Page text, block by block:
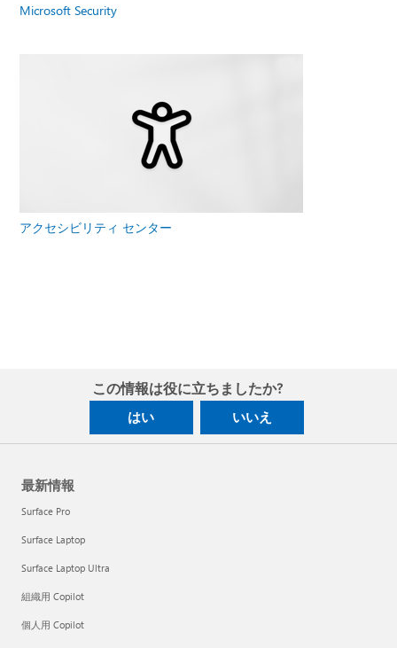
Microsoft Security
アクセシビリティ センター
この情報は役に立ちましたか?
はい いいえ
最新情報
Surface Pro
Surface Laptop
Surface Laptop Ultra
組織用 Copilot
個人用 Copilot